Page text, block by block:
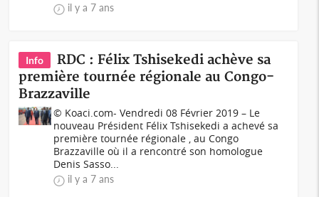
il y a 7 ans
Info
RDC : Félix Tshisekedi achève sa
première tournée régionale au Congo-
Brazzaville
© Koaci.com- Vendredi 08 Février 2019 – Le
nouveau Président Félix Tshisekedi a achevé sa
première tournée régionale , au Congo
Brazzaville où il a rencontré son homologue
Denis Sasso...
il y a 7 ans